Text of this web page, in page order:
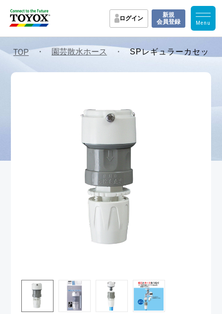
ログイン
新規
会員登録
TOP ・ 園芸散水ホース ・ SPレギュラーカセット